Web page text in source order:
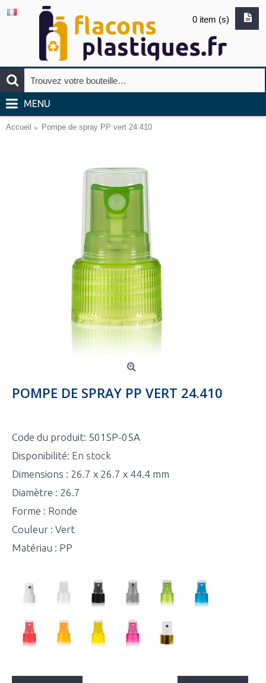
0 item (s)
MENU
Accueil Pompe de spray PP vert 24.410
POMPE DE SPRAY PP VERT 24.410
Code du produit: 501SP-05A
Disponibilité: En stock
Dimensions : 26.7 x 26.7 x 44.4 mm
Diamètre : 26.7
Forme : Ronde
Couleur : Vert
Matériau : PP